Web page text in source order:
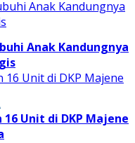
Anak Kandungnya
Unit di DKP Majene